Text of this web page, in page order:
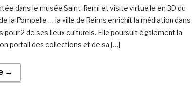
dans le musée Saint-Remi et visite virtuelle en 3D du
la Pompelle … la ville de Reims enrichit la médiation dans
pour 2 de ses lieux culturels. Elle poursuit également la
portail des collections et de sa […]
→